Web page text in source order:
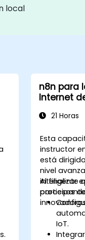
local
n8n para
Internet
21 Horas
Esta
instructor
está
nivel
inteligente
procesos
Al finalizar
IoT.